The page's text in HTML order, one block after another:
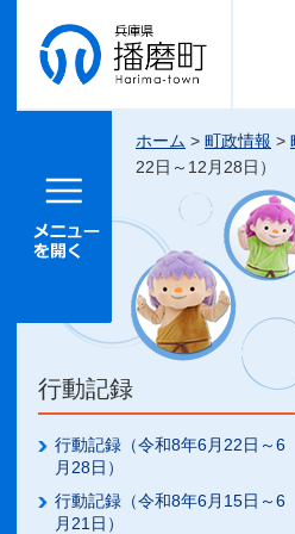
兵庫県 播
磨町
メニュー
ホーム > 町政情報 >
22日～12月28日）
行動記録
行動記録（令和8年6月22日～6
月28日）
行動記録（令和8年6月15日～6
月21日）